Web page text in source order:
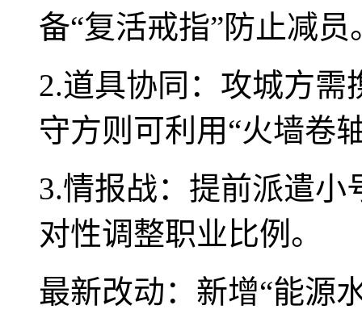
备“复活戒指”防止减员
2.道具协同：攻城方需
守方则可利用“火墙卷
3.情报战：提前派遣
对性调整职业比例。
最新改动：新增“能源